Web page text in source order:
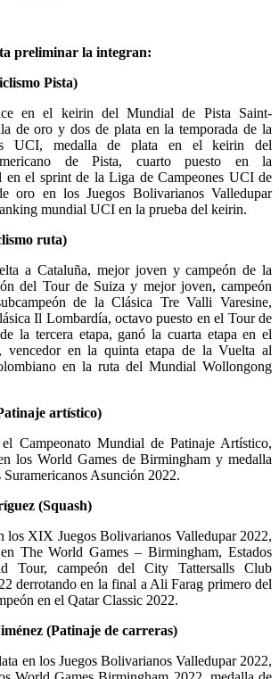
preliminar la integran:
Pista)
en el keirin del Mundial de Pista Saint-
de oro y dos de plata en la temporada de la
UCI, medalla de plata en el keirin del
de Pista, cuarto puesto en la
en el sprint de la Liga de Campeones UCI de
oro en los Juegos Bolivarianos Valledupar
mundial UCI en la prueba del keirin.
ruta)
a Cataluña, mejor joven y campeón de la
del Tour de Suiza y mejor joven, campeón
de la Clásica Tre Valli Varesine,
Il Lombardía, octavo puesto en el Tour de
la tercera etapa, ganó la cuarta etapa en el
vencedor en la quinta etapa de la Vuelta al
en la ruta del Mundial Wollongong
artístico)
Campeonato Mundial de Patinaje Artístico,
los World Games de Birmingham y medalla
Suramericanos Asunción 2022.
(Squash)
los XIX Juegos Bolivarianos Valledupar 2022,
The World Games – Birmingham, Estados
Tour, campeón del City Tattersalls Club
derrotando en la final a Ali Farag primero del
en el Qatar Classic 2022.
(Patinaje de carreras)
en los Juegos Bolivarianos Valledupar 2022,